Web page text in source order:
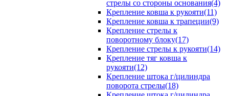
стрелы со стороны основания(4)
Крепление ковша к рукояти(11)
Крепление ковша к трапеции(9)
Крепление стрелы к
поворотному блоку(17)
Крепление стрелы к рукояти(14)
Крепление тяг ковша к
рукояти(12)
Крепление штока г/цилиндра
поворота стрелы(18)